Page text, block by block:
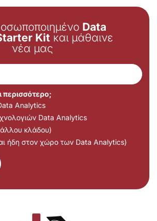
Data
Kit και μάθαινε
νέα μας
περισσότερο;
Analytics
Data Analytics
κλάδου)
ήδη στον χώρο των Data Analytics)